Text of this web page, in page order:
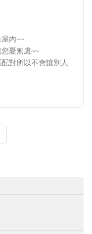
內~~
憂無慮~~
對所以不會讓別人